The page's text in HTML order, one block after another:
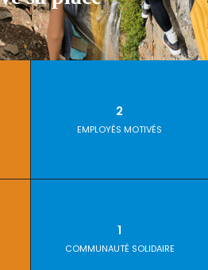
2
EMPLOYÉS MOTIVÉS
1
COMMUNAUTÉ SOLIDAIRE